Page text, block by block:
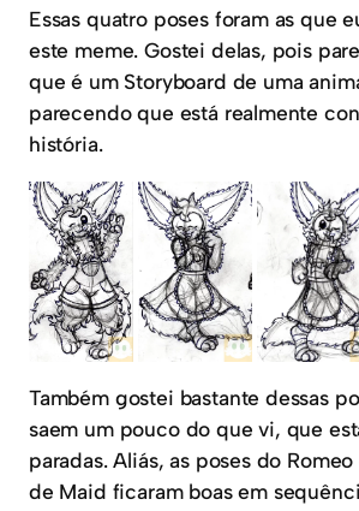
Essas quatro poses foram as que
este meme. Gostei delas, pois
que é um Storyboard de uma
parecendo que está realmente
história.
Também gostei bastante dessas
saem um pouco do que vi, que
paradas. Aliás, as poses do
de Maid ficaram boas em